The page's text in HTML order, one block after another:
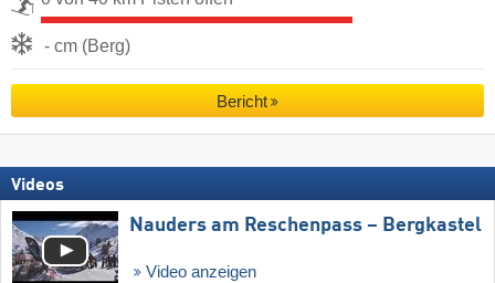
- cm (Berg)
Bericht
Videos
Nauders am Reschenpass – Bergkastel
Video anzeigen